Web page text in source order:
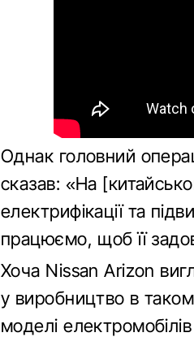
Однак головний
сказав: «На
електрифікації та
працюємо, щоб її
Хоча Nissan Arizon
у виробництво в
моделі